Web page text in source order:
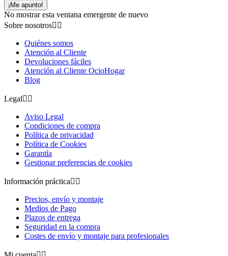
¡Me apunto!
No mostrar esta ventana emergente de nuevo
Sobre nosotros 
Quiénes somos
Atención al Cliente
Devoluciones fáciles
Atención al Cliente OcioHogar
Blog
Legal 
Aviso Legal
Condiciones de compra
Política de privacidad
Política de Cookies
Garantía
Gestionar preferencias de cookies
Información práctica 
Precios, envío y montaje
Medios de Pago
Plazos de entrega
Seguridad en la compra
Costes de envío y montaje para profesionales